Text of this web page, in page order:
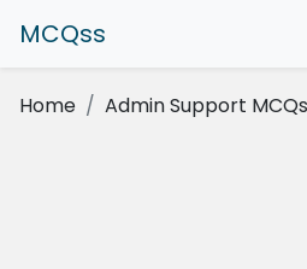
MCQss
Home Admin Support MCQs